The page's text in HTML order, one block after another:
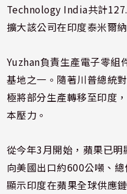
Technology India共計
擴大該公司在印度泰米爾
Yuzhan負責生產電子零組
基地之一。隨著川普總統
極將部分生產轉移至印度
本壓力。
從今年3月開始，蘋果已
向美國出口約600公噸、
顯示印度在蘋果全球供應